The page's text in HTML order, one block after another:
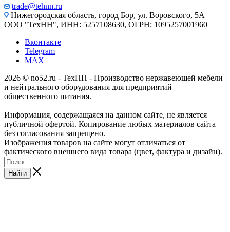
trade@tehnn.ru
Нижегородская область, город Бор, ул. Воровского, 5А
ООО "ТехНН", ИНН: 5257108630, ОГРН: 1095257001960
Вконтакте
Telegram
MAX
2026 © no52.ru - ТехНН - Производство нержавеющей мебели
и нейтрального оборудования для предприятий
общественного питания.
Информация, содержащаяся на данном сайте, не является
публичной офертой. Копирование любых материалов сайта
без согласования запрещено.
Изображения товаров на сайте могут отличаться от
фактического внешнего вида товара (цвет, фактура и дизайн).
Найти